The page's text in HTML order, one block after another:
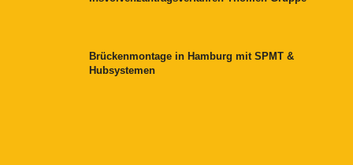
Brückenmontage in Hamburg mit SPMT &
Hubsystemen